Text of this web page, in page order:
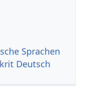
Sprachen
Deutsch